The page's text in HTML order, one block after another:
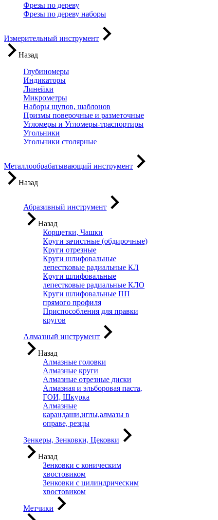
Фрезы по дереву
Фрезы по дереву наборы
Измерительный инструмент
Назад
Глубиномеры
Индикаторы
Линейки
Микрометры
Наборы щупов, шаблонов
Призмы поверочные и разметочные
Угломеры и Угломеры-траспортиры
Угольники
Угольники столярные
Металлообрабатывающий инструмент
Назад
Абразивный инструмент
Назад
Корщетки, Чашки
Круги зачистные (обдирочные)
Круги отрезные
Круги шлифовальные
лепестковые радиальные КЛ
Круги шлифовальные
лепестковые радиальные КЛО
Круги шлифовальные ПП
прямого профиля
Приспособления для правки
кругов
Алмазный инструмент
Назад
Алмазные головки
Алмазные круги
Алмазные отрезные диски
Алмазная и эльборовая паста,
ГОИ, Шкурка
Алмазные
карандаши,иглы,алмазы в
оправе, резцы
Зенкеры, Зенковки, Цековки
Назад
Зенковки с коническим
хвостовиком
Зенковки с цилиндрическим
хвостовиком
Метчики